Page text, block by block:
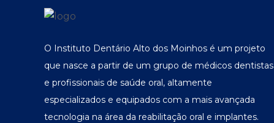
O Instituto Dentário Alto dos Moinhos é um projeto
que nasce a partir de um grupo de médicos dentistas
e profissionais de saúde oral, altamente
especializados e equipados com a mais avançada
tecnologia na área da reabilitação oral e implantes.